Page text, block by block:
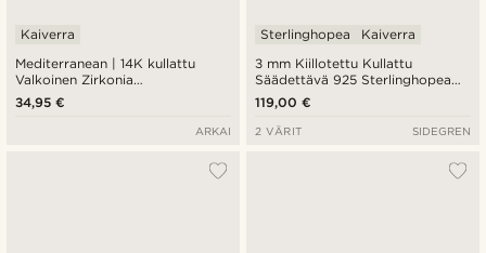
Mediterranean | 14K kullattu
Valkoinen Zirkonia
Riipusrannekoru
Kaiverra
34,95 €
ARKAI
3 mm Kiillotettu Kullattu
Säädettävä 925 Sterlinghopea
Avorannerengas
Sterlinghopea Kaiverra
119,00 €
2 VÄRIT SIDEGREN